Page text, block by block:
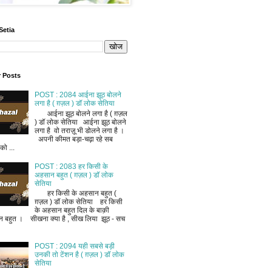
Posts
POST : 2084 आईना झूठ बोलने
लगा है ( ग़ज़ल ) डॉ लोक सेतिया
आईना झूठ बोलने लगा है ( ग़ज़ल
) डॉ लोक सेतिया आईना झूठ बोलने
लगा है वो तराज़ू भी डोलने लगा है ।
अपनी कीमत बड़ा-चढ़ा रहे सब
...
POST : 2083 हर किसी के
अहसान बहुत ( ग़ज़ल ) डॉ लोक
सेतिया
हर किसी के अहसान बहुत (
ग़ज़ल ) डॉ लोक सेतिया हर किसी
के अहसान बहुत दिल के बाक़ी
बहुत । सीखना क्या है , सीख लिया झूठ - सच
POST : 2094 यही सबसे बड़ी
उनकी तो टेंशन है ( ग़ज़ल ) डॉ लोक
सेतिया